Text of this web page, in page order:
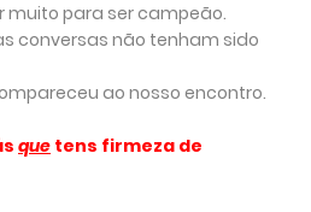
muito para ser campeão.
conversas não tenham sido
ao nosso encontro.
que tens firmeza de